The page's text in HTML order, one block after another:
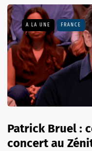
A LA UNE FRANCE
Patrick Bruel :
concert au